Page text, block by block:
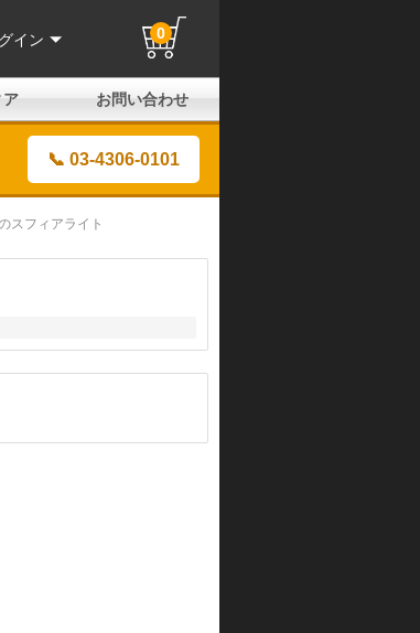
イン 0
ア お問い合わせ
📞 03-4306-0101
スフィアライト